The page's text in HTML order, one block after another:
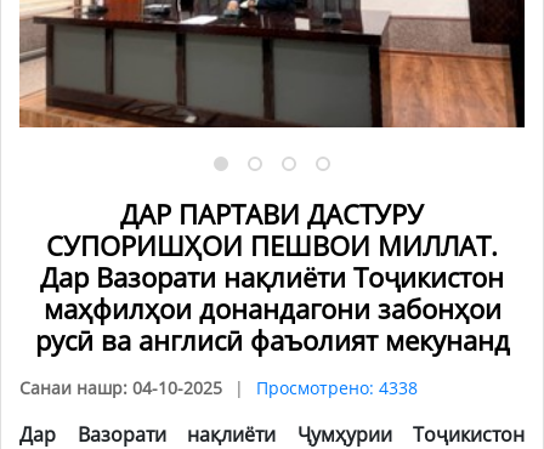
ДАР ПАРТАВИ ДАСТУРУ
СУПОРИШҲОИ ПЕШВОИ МИЛЛАТ.
Дар Вазорати нақлиёти Тоҷикистон
маҳфилҳои донандагони забонҳои
русӣ ва англисӣ фаъолият мекунанд
Санаи нашр: 04-10-2025 Просмотрено: 4338
Дар Вазорати нақлиёти Ҷумҳурии Тоҷикистон